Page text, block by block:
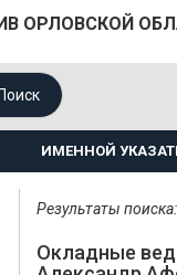
ОРЛОВСКОЙ
Поиск
ИМЕННОЙ
Результаты
Окладные